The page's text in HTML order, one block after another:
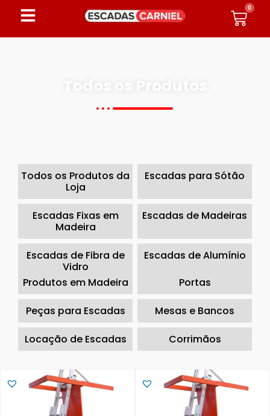
0
Todos os Produtos da
Loja
Escadas para Sótão
Escadas Fixas em
Madeira
Escadas de Madeiras
Escadas de Fibra de
Vidro
Escadas de Alumínio
Produtos em Madeira
Portas
Peças para Escadas Mesas e Bancos
Locação de Escadas Corrimãos